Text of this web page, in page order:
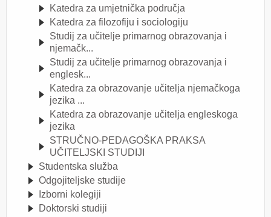
Katedra za umjetnička područja
Katedra za filozofiju i sociologiju
Studij za učitelje primarnog obrazovanja i
njemačk...
Studij za učitelje primarnog obrazovanja i
englesk...
Katedra za obrazovanje učitelja njemačkoga
jezika ...
Katedra za obrazovanje učitelja engleskoga
jezika
STRUČNO-PEDAGOŠKA PRAKSA
UČITELJSKI STUDIJI
Studentska služba
Odgojiteljske studije
Izborni kolegiji
Doktorski studiji